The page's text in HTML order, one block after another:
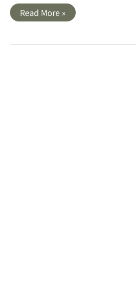
開
箱
Back-
Read More »